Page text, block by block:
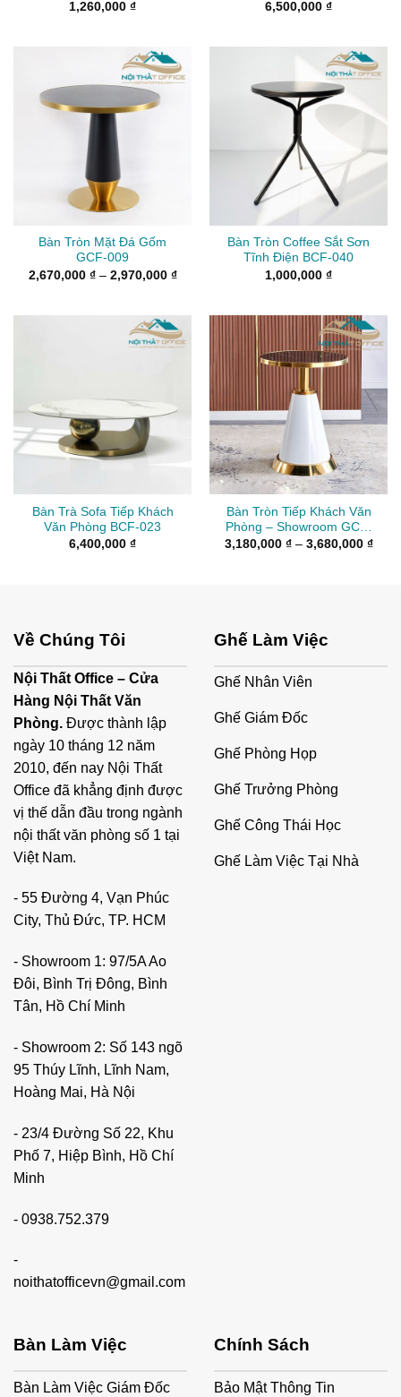
1,260,000 ₫ 6,500,000 ₫
Bàn Tròn Mặt Đá Gốm
GCF-009
2,670,000 ₫ – 2,970,000 ₫Khoảng
2,970,000 ₫
Bàn Tròn Coffee Sắt Sơn
Tĩnh Điện BCF-040
1,000,000 ₫
Bàn Trà Sofa Tiếp Khách
Văn Phòng BCF-023
6,400,000 ₫
Bàn Tròn Tiếp Khách Văn
Phòng – Showroom GCF-
011
3,180,000 ₫ – 3,680,000 ₫
Về Chúng Tôi
Nội Thất Office – Cửa
Hàng Nội Thất Văn
Phòng. Được thành lập
ngày 10 tháng 12 năm
2010, đến nay Nội Thất
Office đã khẳng định được
vị thế dẫn đầu trong ngành
nội thất văn phòng số 1 tại
Việt Nam.
- 55 Đường 4, Vạn Phúc
City, Thủ Đức, TP. HCM
- Showroom 1: 97/5A Ao
Đôi, Bình Trị Đông, Bình
Tân, Hồ Chí Minh
- Showroom 2: Số 143 ngõ
95 Thúy Lĩnh, Lĩnh Nam,
Hoàng Mai, Hà Nội
- 23/4 Đường Số 22, Khu
Phố 7, Hiệp Bình, Hồ Chí
Minh
- 0938.752.379
-
noithatofficevn@gmail.com
Ghế Làm Việc
Ghế Nhân Viên
Ghế Giám Đốc
Ghế Phòng Họp
Ghế Trưởng Phòng
Ghế Công Thái Học
Ghế Làm Việc Tại Nhà
Bàn Làm Việc
Bàn Làm Việc Giám Đốc
Chính Sách
Bảo Mật Thông Tin